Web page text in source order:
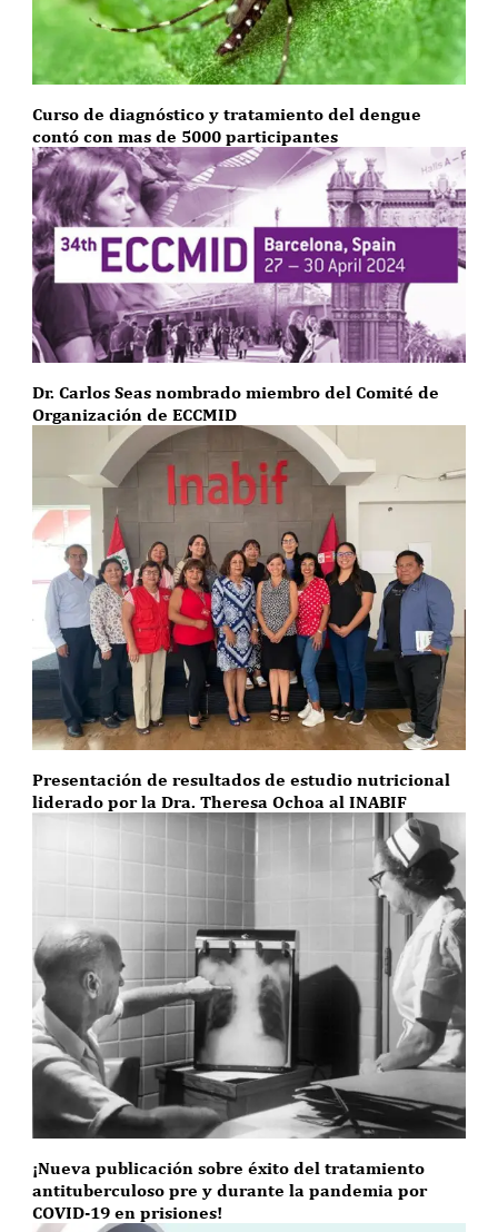
Curso de diagnóstico y tratamiento del dengue
contó con mas de 5000 participantes
Dr. Carlos Seas nombrado miembro del Comité de
Organización de ECCMID
Presentación de resultados de estudio nutricional
liderado por la Dra. Theresa Ochoa al INABIF
¡Nueva publicación sobre éxito del tratamiento
antituberculoso pre y durante la pandemia por
COVID-19 en prisiones!